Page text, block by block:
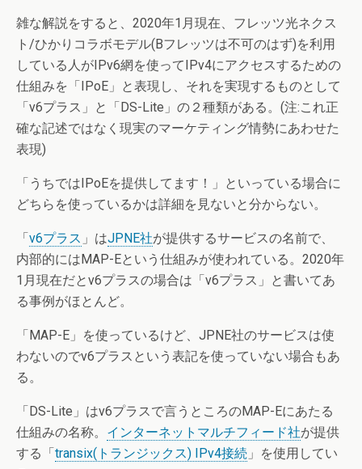
雑な解説をすると、2020年1月現在、フレッツ光ネクス
ト/ひかりコラボモデル(Bフレッツは不可のはず)を利用
している人がIPv6網を使ってIPv4にアクセスするための
仕組みを「IPoE」と表現し、それを実現するものとして
「v6プラス」と「DS-Lite」の２種類がある。(注:これ正
確な記述ではなく現実のマーケティング情勢にあわせた
表現)
「うちではIPoEを提供してます！」といっている場合に
どちらを使っているかは詳細を見ないと分からない。
「v6プラス 」はJPNE社が提供するサービスの名前で、
内部的にはMAP-Eという仕組みが使われている。2020年
1月現在だとv6プラスの場合は「v6プラス」と書いてあ
る事例がほとんど。
「MAP-E」を使っているけど、JPNE社のサービスは使
わないのでv6プラスという表記を使っていない場合もあ
る。
「DS-Lite」はv6プラスで言うところのMAP-Eにあたる
仕組みの名称。 インターネットマルチフィード社が提供
する「transix(トランジックス) IPv4接続 」を使用してい